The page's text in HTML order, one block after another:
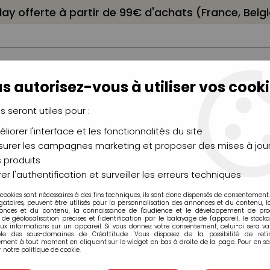
offerte à partir de 99€ d'achats (France,
CHÂSSIS
CHEVALETS
AÉROGRAPHIE
MODÉLISME
MOULAGE
de la marque
autorisez-vous à utiliser vos
seront utiles pour :
l'interface et les fonctionnalités du site
les campagnes marketing et proposer des mises à
produits
l'authentification et surveiller les erreurs techniques
sont nécessaires à des fins techniques, ils sont donc dispensés de
peuvent être utilisés pour la personnalisation des annonces et du contenu,
et du contenu, la connaissance de l'audience et le développement de
de géolocalisation précises et l'identification par le balayage de l'appareil, le
informations sur un appareil. Si vous donnez votre consentement, celui-ci sera
des sous-domaines de Créattitude. Vous disposez de la possibilité de
à tout moment en cliquant sur le widget en bas à droite de la page. Pour en
notre politique de cookie.